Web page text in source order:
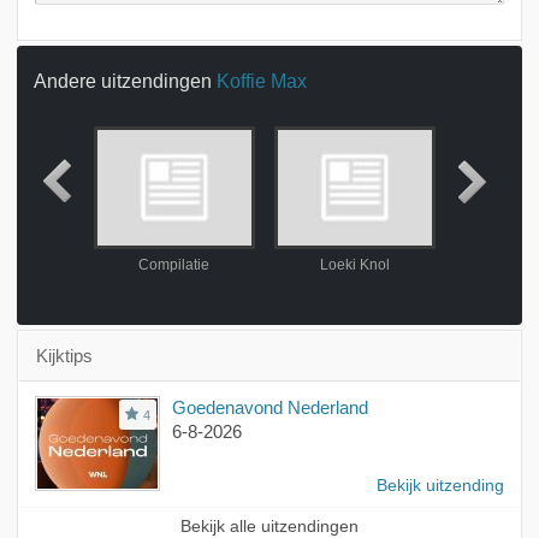
Andere uitzendingen Koffie Max
Compilatie Loeki Knol
Kijktips
4
Goedenavond Nederland
6-8-2026
Bekijk uitzending
Bekijk alle uitzendingen